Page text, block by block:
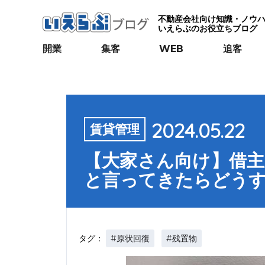
不動産会社向け知識・ノウ
いえらぶのお役立ちブログ
開業 集客 WEB 追客
賃貸管理 2024.05.22
【大家さん向け】借
と言ってきたらどう
タグ： #原状回復 #残置物